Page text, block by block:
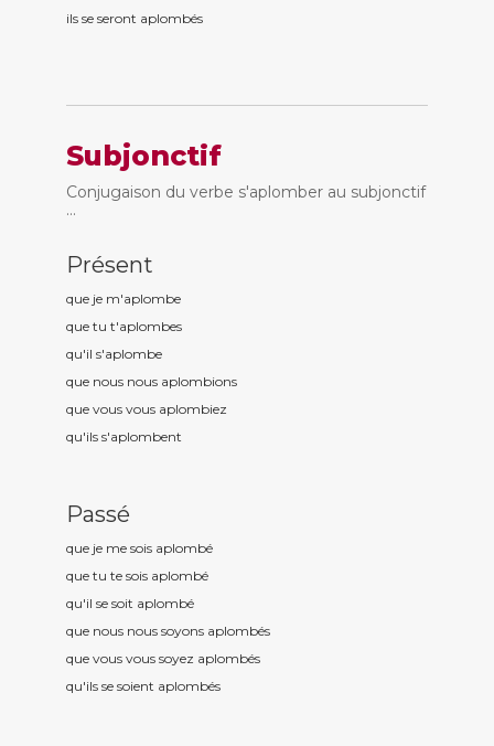
ils se seront aplombés
Subjonctif
Conjugaison du verbe s'aplomber au subjonctif
...
Présent
que je m'aplombe
que tu t'aplombes
qu'il s'aplombe
que nous nous aplombions
que vous vous aplombiez
qu'ils s'aplombent
Passé
que je me sois aplombé
que tu te sois aplombé
qu'il se soit aplombé
que nous nous soyons aplombés
que vous vous soyez aplombés
qu'ils se soient aplombés